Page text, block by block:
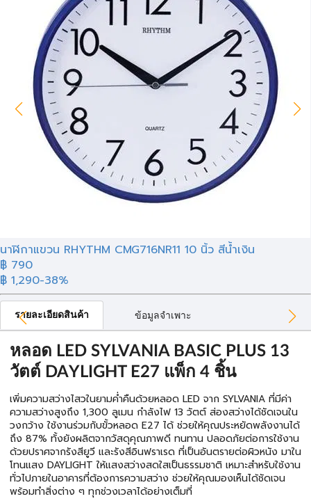
นาฬิกาแขวน RHYTHM CMG716NR11 10 นิ้ว สีน้ำเงิน
฿ 790
฿ 1,290-38%
รายละเอียดสินค้า ข้อมูลจำเพาะ
หลอด LED SYLVANIA BASIC PLUS 13
วัตต์ DAYLIGHT E27 แพ็ก 4 ชิ้น
เพิ่มความสว่างไสวในยามค่ำคืนด้วยหลอด LED จาก SYLVANIA ที่มีค่า
ความสว่างสูงถึง 1,300 ลูเมน กำลังไฟ 13 วัตต์ ส่องสว่างได้ชัดเจนใน
วงกว้าง ใช้งานร่วมกับขั้วหลอด E27 ได้ ช่วยให้คุณประหยัดพลังงานได้
ถึง 87% ทั้งยังผลิตจากวัสดุคุณภาพดี ทนทาน ปลอดภัยต่อการใช้งาน
ด้วยปราศจากรังสียูวี และรังสีอินฟราเรด ที่เป็นอันตรายต่อผิวหนัง มาใน
โทนแสง DAYLIGHT ให้แสงสว่างสดใสเป็นธรรมชาติ เหมาะสำหรับใช้งาน
ทั่วไปภายในอาคารที่ต้องการความสว่าง ช่วยให้คุณมองเห็นได้ชัดเจน
พร้อมทำสิ่งต่าง ๆ ทุกช่วงเวลาได้อย่างเต็มที่